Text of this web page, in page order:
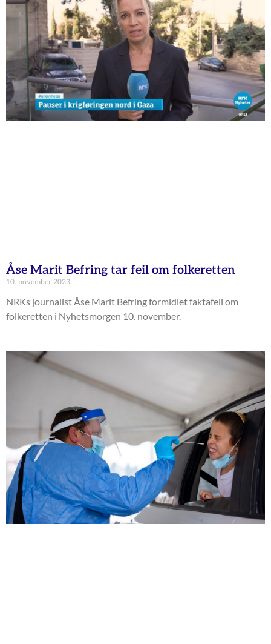
Åse Marit Befring tar feil om folkeretten
10. november 2023
NRKs journalist Åse Marit Befring formidlet faktafeil om
folkeretten i Nyhetsmorgen 10. november.